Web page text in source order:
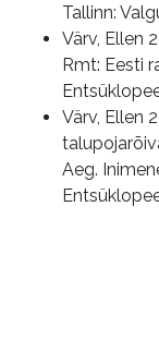
Tallinn:
Värv, Ellen
Rmt: Eesti
Värv, Ellen
Aeg.